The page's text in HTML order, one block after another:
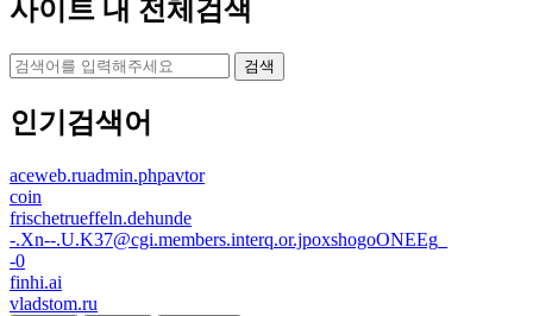
사이트 내 전체검색
검색
인기검색어
aceweb.ruadmin.phpavtor
coin
frischetrueffeln.dehunde
-.Xn--.U.K37@cgi.members.interq.or.jpoxshogoONEEg_
-0
finhi.ai
vladstom.ru